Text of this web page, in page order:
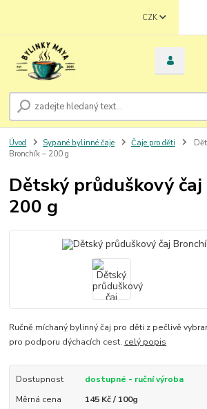
CZK
Úvod Sypané bylinné čaje Čaje pro děti
Bronchík – 200 g
Dětský průduškový
200 g
Ručně míchaný bylinný čaj pro děti z pečlivě
pro podporu dýchacích cest. celý popis
Dostupnost
dostupné - ruční výroba
Měrná cena
145 Kč / 100g